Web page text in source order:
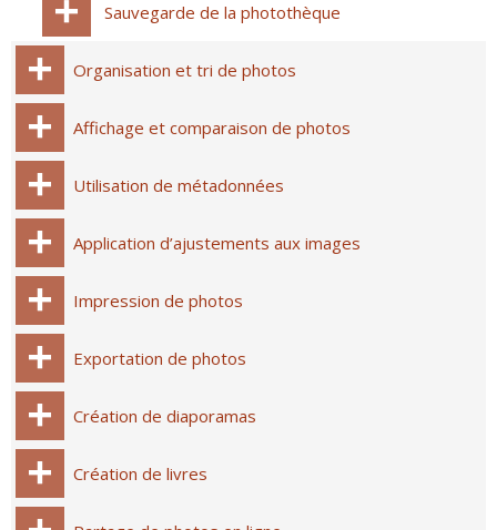
Sauvegarde de la photothèque
Organisation et tri de photos
Affichage et comparaison de photos
Utilisation de métadonnées
Application d’ajustements aux images
Impression de photos
Exportation de photos
Création de diaporamas
Création de livres